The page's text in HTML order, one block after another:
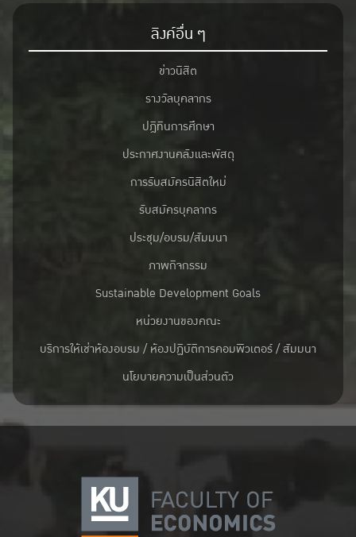
ลิงค์อื่น ๆ
ข่าวนิสิต
รางวัลบุคลากร
ปฎิทินการศึกษา
ประกาศงานคลังและพัสดุ
การรับสมัครนิสิตใหม่
รับสมัครบุคลากร
ประชุม/อบรม/สัมมนา
ภาพกิจกรรม
Sustainable Development Goals
หน่วยงานของคณะ
บริการให้เช่าห้องอบรม / ห้องปฏิบัติการคอมพิวเตอร์ / สัมมนา
นโยบายความเป็นส่วนตัว